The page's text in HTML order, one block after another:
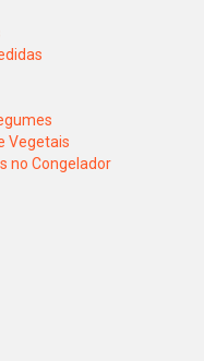
Vegetais
no Congelador